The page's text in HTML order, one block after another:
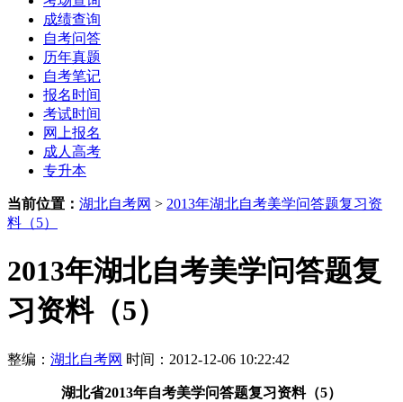
成绩查询
自考问答
历年真题
自考笔记
报名时间
考试时间
网上报名
成人高考
专升本
当前位置： 湖北自考网 > 2013年湖北自考美学问答题复习资
料（5）
2013年湖北自考美学问答题复
习资料（5）
整编： 湖北自考网 时间：2012-12-06 10:22:42
湖北省2013年自考美学问答题复习资料（5）